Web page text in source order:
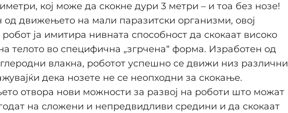
кој може да скокне дури 3 метри – и тоа без нозе!
движењето на мали паразитски организми, овој
робот ја имитира нивната способност да скокаат високо
телото во специфична „згрчена“ форма. Изработен од
влакна, роботот успешно се движи низ различни
дека нозете не се неопходни за скокање.
отвора нови можности за развој на роботи што можат
на сложени и непредвидливи средини и да скокаат